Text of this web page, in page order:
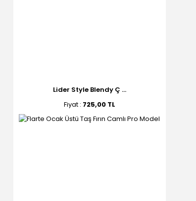
Lider Style Blendy Ç ...
Fiyat : 725,00 TL